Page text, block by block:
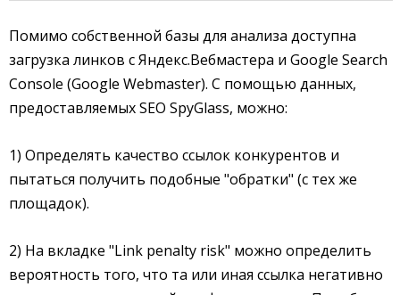
Помимо собственной базы для анализа доступна
загрузка линков с Яндекс.Вебмастера и Google Search
Console (Google Webmaster). С помощью данных,
предоставляемых SEO SpyGlass, можно:
1) Определять качество ссылок конкурентов и
пытаться получить подобные "обратки" (с тех же
площадок).
2) На вкладке "Link penalty risk" можно определить
вероятность того, что та или иная ссылка негативно